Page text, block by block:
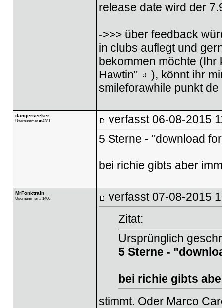
release date wird der
->>> über feedback
in clubs auflegt und
bekommen möchte (Ihr
Hawtin"
), könnt ihr
smileforawhile punkt de
dangerseeker
Usernummer # 4281 verfasst 06-08-2015
5 Sterne - "download
bei richie gibts aber
MrFonktrain
Usernummer # 1460 verfasst 07-08-2015
Zitat:
Ursprünglich
5 Sterne -
bei richie gibts
stimmt. Oder Marco